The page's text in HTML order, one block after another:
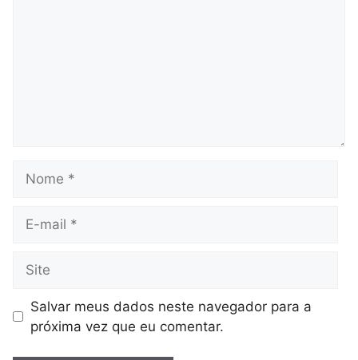
mail
Salvar meus dados neste navegador para a
próxima vez que eu comentar.